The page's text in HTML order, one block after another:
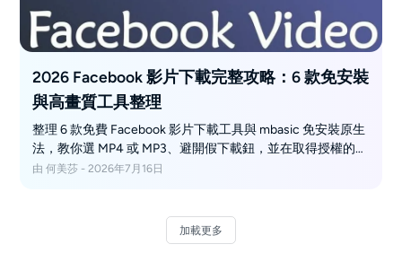
2026 Facebook 影片下載完整攻略：6 款免安裝
與高畫質工具整理
整理 6 款免費 Facebook 影片下載工具與 mbasic 免安裝原生
法，教你選 MP4 或 MP3、避開假下載鈕，並在取得授權的前
提下備份高畫質私人影片。
由 何美莎 - 2026年7月16日
加載更多